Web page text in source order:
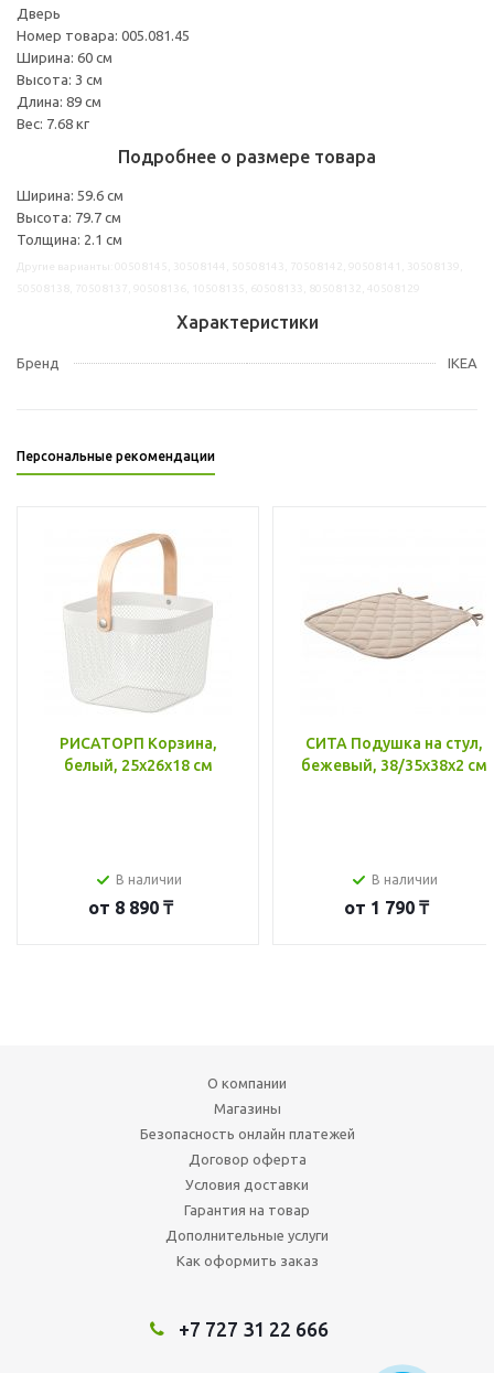
Дверь
Номер товара: 005.081.45
Ширина: 60 см
Высота: 3 см
Длина: 89 см
Вес: 7.68 кг
Подробнее о размере товара
Ширина: 59.6 см
Высота: 79.7 см
Толщина: 2.1 см
Характеристики
Бренд IKEA
Персональные рекомендации
РИСАТОРП Корзина,
белый, 25x26x18 см
В наличии
от 8 890 ₸
СИТА Подушка на стул,
бежевый, 38/35x38x2 см
В наличии
от 1 790 ₸
О компании
Магазины
Безопасность онлайн платежей
Договор оферта
Условия доставки
Гарантия на товар
Дополнительные услуги
Как оформить заказ
+7 727 31 22 666